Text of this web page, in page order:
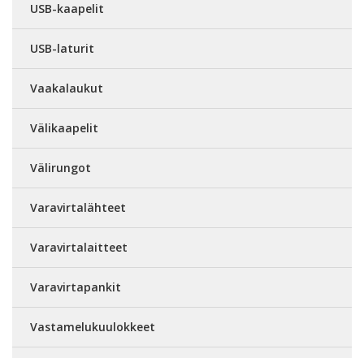
USB-kaapelit
USB-laturit
Vaakalaukut
Välikaapelit
Välirungot
Varavirtalähteet
Varavirtalaitteet
Varavirtapankit
Vastamelukuulokkeet